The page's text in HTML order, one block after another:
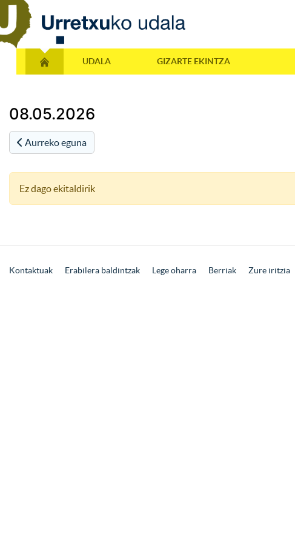
UDALA GIZARTE EKINTZA
08.05.2026
Aurreko eguna
Ez dago ekitaldirik
Kontaktuak Erabilera baldintzak Lege oharra Berriak Zure iritzia